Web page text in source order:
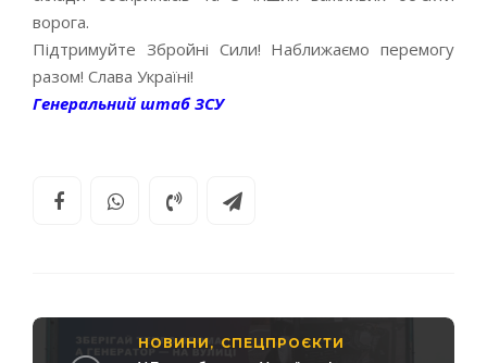
ворога.
Підтримуйте Збройні Сили! Наближаємо перемогу
разом! Слава Україні!
Генеральний штаб ЗСУ
НОВИНИ , СПЕЦПРОЄКТИ